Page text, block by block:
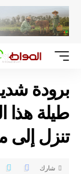
برودة
طيلة هذا
تنزل
شارك